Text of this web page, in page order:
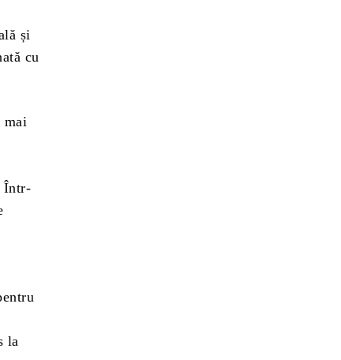
și
cu
mai
Într-
la